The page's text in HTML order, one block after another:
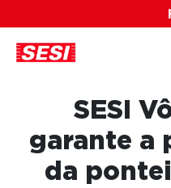
SESI
garante a
da